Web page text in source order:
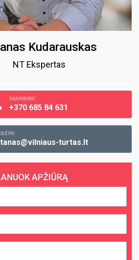
Kudarauskas
NT Ekspertas
SKAMBINK!
+370 685 84 631
turtas.lt
APŽIŪRĄ